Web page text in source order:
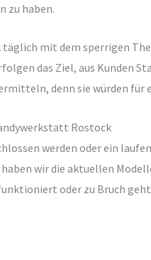
zu haben.
mit dem sperrigen
das Ziel, aus Kunden
denn sie würden für
Rostock
werden oder ein
wir die aktuellen
oder zu Bruch